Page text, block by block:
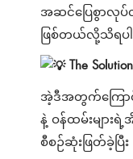
အဆင်ပြေစွာလုပ်
ဖြစ်တယ်လို့သိရပ
The Solution
အဲ့ဒီအတွက်ကြောင့်
နဲ့ ဝန်ထမ်းများ
စီစဉ်ဆုံးဖြတ်ခဲ့ပ